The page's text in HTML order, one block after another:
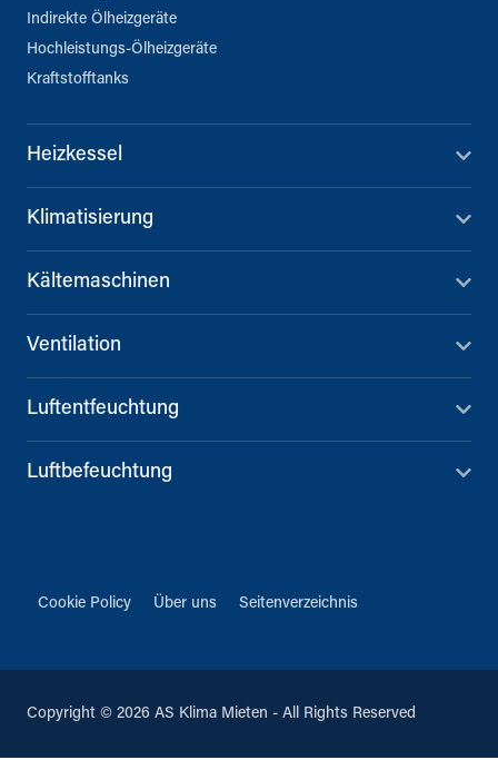
Indirekte Ölheizgeräte
Hochleistungs-Ölheizgeräte
Kraftstofftanks
Heizkessel
Klimatisierung
Kältemaschinen
Ventilation
Luftentfeuchtung
Luftbefeuchtung
Cookie Policy Über uns Seitenverzeichnis
Copyright © 2026 AS Klima Mieten - All Rights Reserved